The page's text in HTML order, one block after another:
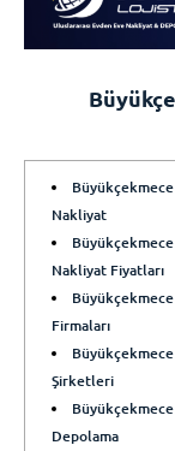
Nakliyat
Nakliyat Fiyatları
Firmaları
Büyükçekmece
Şirketleri
Büyükçekmece
Depolama